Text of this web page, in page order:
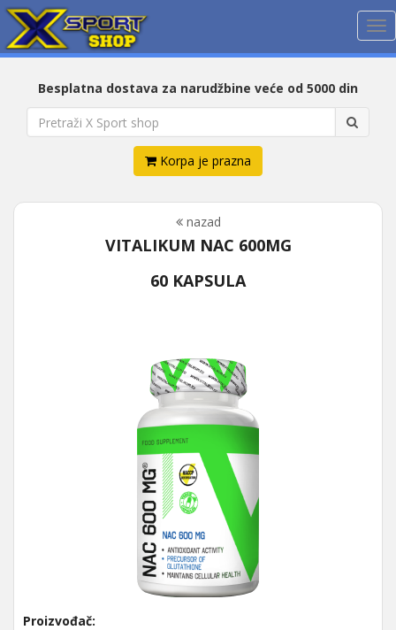
Besplatna dostava za narudžbine veće od 5000 din
Korpa je prazna
nazad
VITALIKUM NAC 600MG
60 KAPSULA
Proizvođač: